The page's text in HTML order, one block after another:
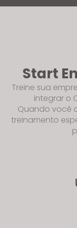
Start
Treine sua
integrar o
Quando você
treinamento